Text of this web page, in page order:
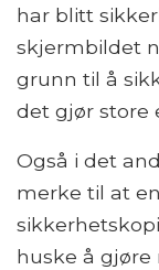
har blitt
skjermbildet
grunn til å
det gjør store
Også i det
merke til at
huske å